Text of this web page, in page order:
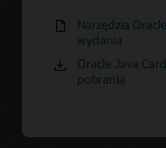
Narzędzia
wydania
Oracle Java
pobrania